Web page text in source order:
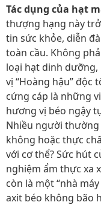
Tác dụng của hạt
thượng hạng này
tin sức khỏe, diễn
toàn cầu. Không
loại hạt dinh dưỡng,
vị “Hoàng hậu” độc
cứng cáp là những
hương vị béo ngậy
Nhiều người thường
không hoặc thực
với cơ thể? Sức hút
nghiệm ẩm thực xa
còn là một “nhà
axit béo không bão